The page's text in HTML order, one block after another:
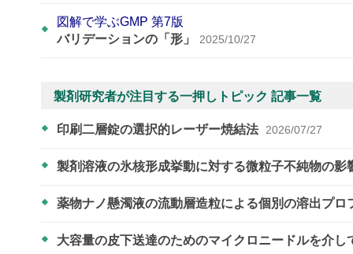
図解で学ぶGMP 第7版
バリデーションの「形」
2025/10/27
製剤研究者が注目する一押しトピック 記事一覧
印刷二層錠の選択的レーザー焼結法 2026/07/27
製剤溶液の氷核形成挙動に対する微粒子不純物の影
薬物ナノ懸濁液の流動層造粒による個別の溶出プ
大容量の皮下送達のためのマイクロニードルを介